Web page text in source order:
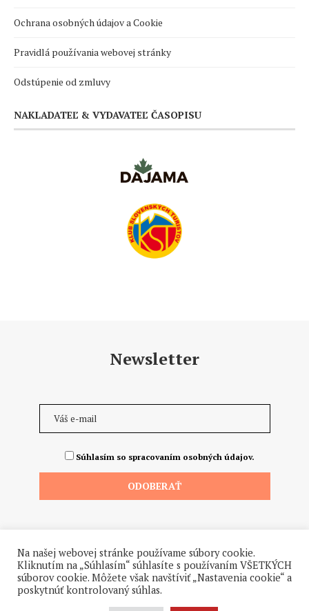
Ochrana osobných údajov a Cookie
Pravidlá používania webovej stránky
Odstúpenie od zmluvy
NAKLADATEĽ & VYDAVATEĽ ČASOPISU
Newsletter
Súhlasím so spracovaním osobných údajov.
©2026 - Všetky práva vyhradené. Hrdo a od ♥ dodalo štúdio
Na našej webovej stránke používame súbory cookie.
Kliknutím na „Súhlasím“ súhlasíte s používaním VŠETKÝCH
súborov cookie. Môžete však navštíviť „Nastavenia cookie“ a
poskytnúť kontrolovaný súhlas.